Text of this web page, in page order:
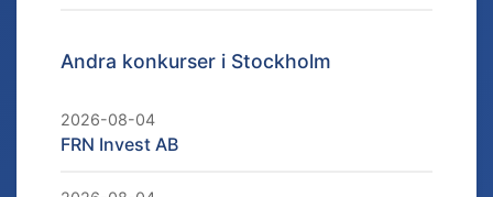
Andra konkurser i Stockholm
2026-08-04
FRN Invest AB